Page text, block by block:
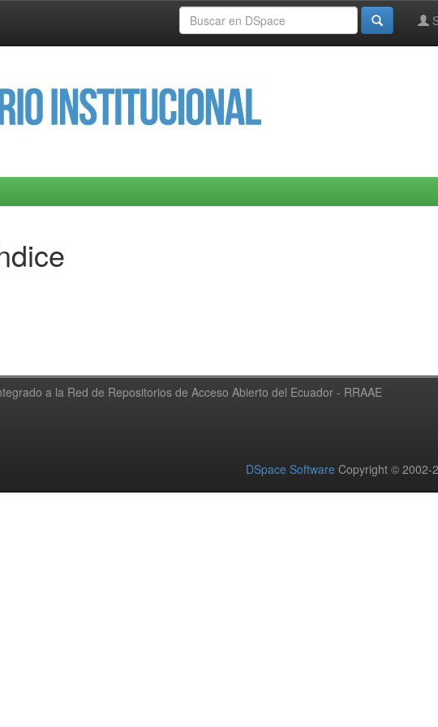
a la Red de Repositorios de Acceso Abierto del Ecuador - RRAAE
DSpace Software Copyright © 2002-